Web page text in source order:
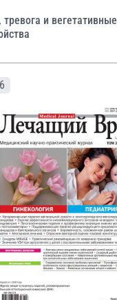
тревога и вегетативные